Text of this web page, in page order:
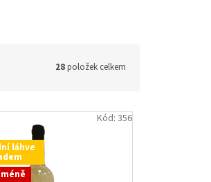
28položek celkem
láhve
Kód: 356